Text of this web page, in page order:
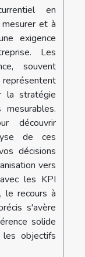
en
et à
exigence
Les
souvent
représentent
la stratégie
découvrir
de ces
décisions
vers
les KPI
le recours à
s'avère
solide
objectifs